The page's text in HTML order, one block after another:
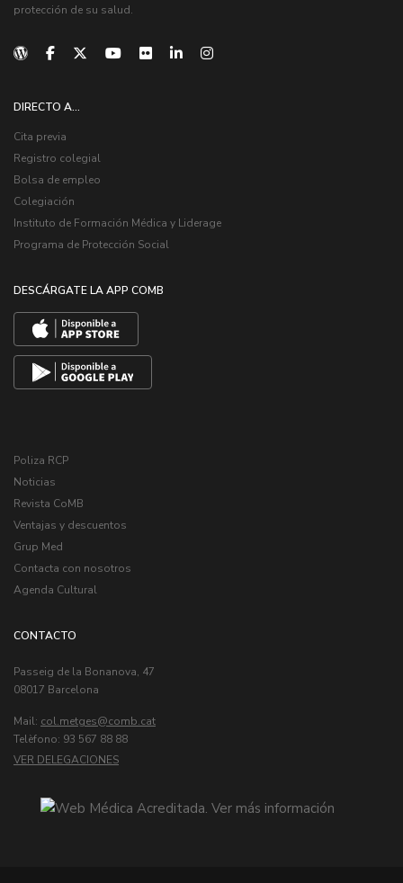
protección de su salud.
DIRECTO A...
Cita previa
Registro colegial
Bolsa de empleo
Colegiación
Instituto de Formación Médica y Liderage
Programa de Protección Social
DESCÁRGATE LA APP COMB
Poliza RCP
Noticias
Revista CoMB
Ventajas y descuentos
Grup Med
Contacta con nosotros
Agenda Cultural
CONTACTO
Passeig de la Bonanova, 47
08017 Barcelona
Mail: col.metges
Telèfono: 93 567 88 88
VER DELEGACIONES